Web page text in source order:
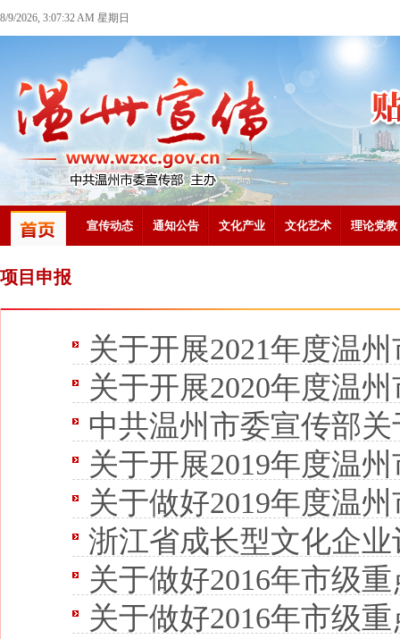
8/9/2026, 3:07:32 AM 星期日
宣传动态 通知公告 文化产业 文化艺术 理论党教
项目申报
关于开展2021年度温州市文
关于开展2020年度温州市文
中共温州市委宣传部关于2019-2020年度温州市重点文化产业园区
关于开展2019年度温州市文化
关于做好2019年度温州市重点文化产业园区、文化创
浙江省成长型文化企
关于做好2016年市级重点
关于做好2016年市级重点